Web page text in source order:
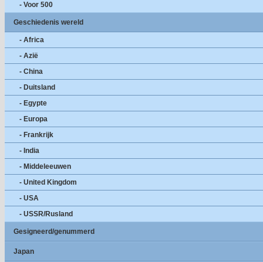
- Voor 500
Geschiedenis wereld
- Africa
- Azië
- China
- Duitsland
- Egypte
- Europa
- Frankrijk
- India
- Middeleeuwen
- United Kingdom
- USA
- USSR/Rusland
Gesigneerd/genummerd
Japan